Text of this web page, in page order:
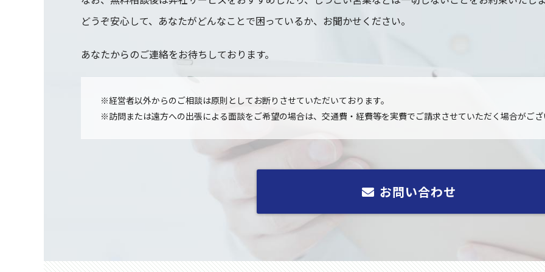
どうぞ安心して、あなたがどんなことで困っているか、お聞かせください。
あなたからのご連絡をお待ちしております。
※経営者以外からのご相談は原則としてお断りさせていただいております。
※訪問または遠方への出張による面談をご希望の場合は、交通費・経費等を実費でご請求させていただく場合がご
お問い合わせ